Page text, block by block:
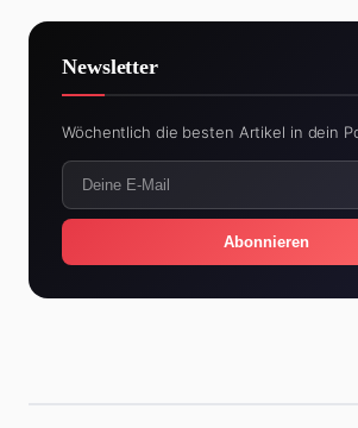
Newsletter
Wöchentlich die besten Artikel in dein
Abonnieren